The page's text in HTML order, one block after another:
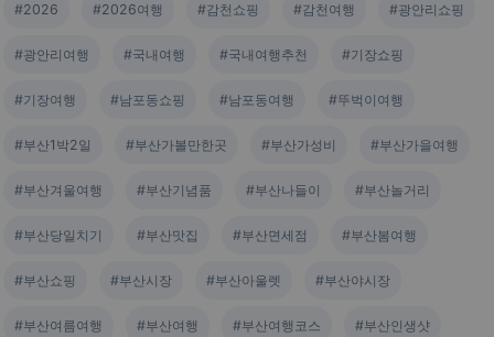
#2026 #2026여행 #감천쇼핑 #감천여행 #광안리쇼핑
#광안리여행 #국내여행 #국내여행추천 #기장쇼핑
#기장여행 #남포동쇼핑 #남포동여행 #뚜벅이여행
#부산1박2일 #부산가볼만한곳 #부산가성비 #부산가을여행
#부산겨울여행 #부산기념품 #부산나들이 #부산놀거리
#부산당일치기 #부산맛집 #부산면세점 #부산봄여행
#부산쇼핑 #부산시장 #부산아울렛 #부산야시장
#부산여름여행 #부산여행 #부산여행코스 #부산인생샷